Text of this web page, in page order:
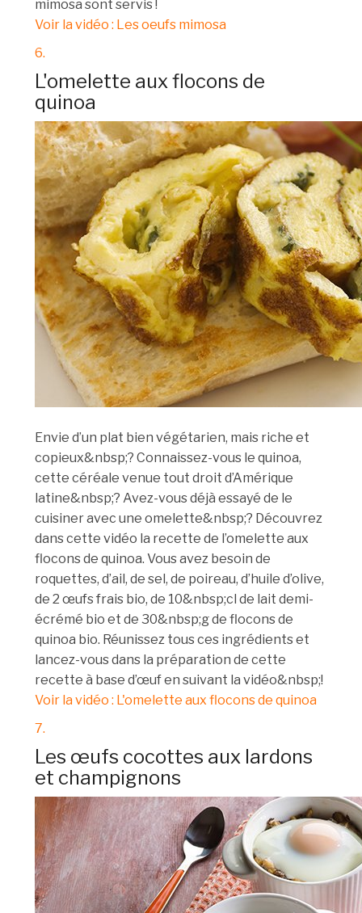
mimosa sont servis !
Voir la vidéo : Les oeufs mimosa
6.
L'omelette aux flocons de
quinoa
Envie d’un plat bien végétarien, mais riche et
copieux&nbsp;? Connaissez-vous le quinoa,
cette céréale venue tout droit d’Amérique
latine&nbsp;? Avez-vous déjà essayé de le
cuisiner avec une omelette&nbsp;? Découvrez
dans cette vidéo la recette de l’omelette aux
flocons de quinoa. Vous avez besoin de
roquettes, d’ail, de sel, de poireau, d’huile d’olive,
de 2 œufs frais bio, de 10&nbsp;cl de lait demi-
écrémé bio et de 30&nbsp;g de flocons de
quinoa bio. Réunissez tous ces ingrédients et
lancez-vous dans la préparation de cette
recette à base d’œuf en suivant la vidéo&nbsp;!
Voir la vidéo : L'omelette aux flocons de quinoa
7.
Les œufs cocottes aux lardons
et champignons